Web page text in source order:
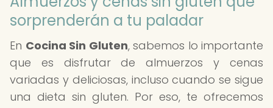
sorprenderán a tu paladar
En Cocina Sin Gluten, sabemos lo importante
que es disfrutar de almuerzos y cenas
variadas y deliciosas, incluso cuando se sigue
una dieta sin gluten. Por eso, te ofrecemos